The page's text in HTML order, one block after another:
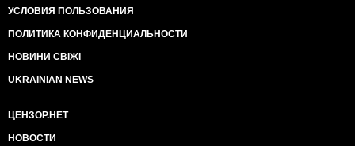
УСЛОВИЯ ПОЛЬЗОВАНИЯ
ПОЛИТИКА КОНФИДЕНЦИАЛЬНОСТИ
НОВИНИ СВІЖІ
UKRAINIAN NEWS
ЦЕНЗОР.НЕТ
НОВОСТИ